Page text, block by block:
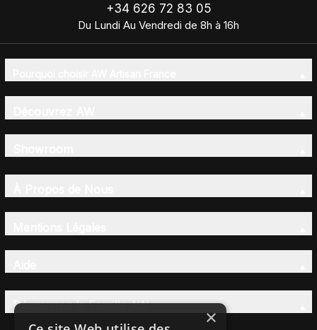
+34 626 72 83 05
Du Lundi Au Vendredi de 8h à 16h
Découvrez la Famille AW
×